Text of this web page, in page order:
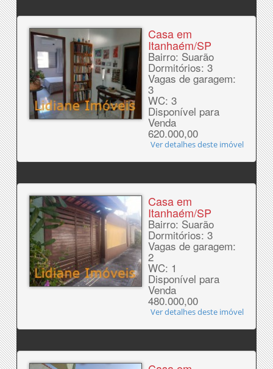
Casa em
Itanhaém/SP
Bairro: Suarão
Dormitórios: 3
Vagas de garagem:
3
WC: 3
Disponível para
Venda
620.000,00
Ver detalhes deste imóvel
Casa em
Itanhaém/SP
Bairro: Suarão
Dormitórios: 3
Vagas de garagem:
2
WC: 1
Disponível para
Venda
480.000,00
Ver detalhes deste imóvel